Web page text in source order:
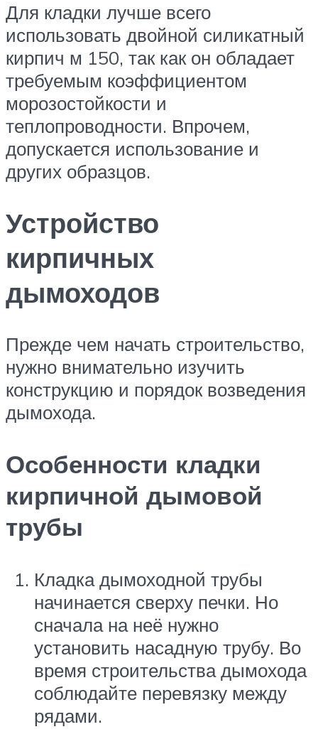
Для кладки лучше всего
использовать двойной силикатный
кирпич м 150, так как он обладает
требуемым коэффициентом
морозостойкости и
теплопроводности. Впрочем,
допускается использование и
других образцов.
Устройство
кирпичных
дымоходов
Прежде чем начать строительство,
нужно внимательно изучить
конструкцию и порядок возведения
дымохода.
Особенности кладки
кирпичной дымовой
трубы
Кладка дымоходной трубы
начинается сверху печки. Но
сначала на неё нужно
установить насадную трубу. Во
время строительства дымохода
соблюдайте перевязку между
рядами.